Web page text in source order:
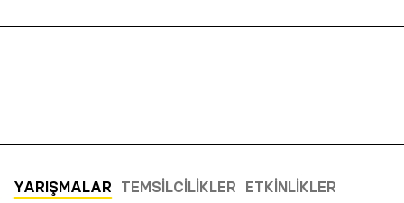
YARIŞMALAR TEMSILCILIKLER ETKINLIKLER